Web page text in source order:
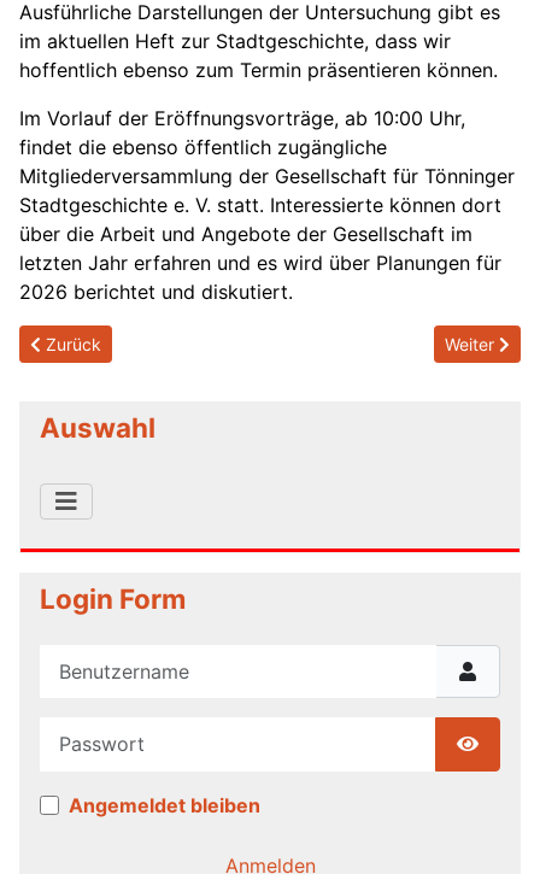
Ausführliche Darstellungen der Untersuchung gibt es
im aktuellen Heft zur Stadtgeschichte, dass wir
hoffentlich ebenso zum Termin präsentieren können.
Im Vorlauf der Eröffnungsvorträge, ab 10:00 Uhr,
findet die ebenso öffentlich zugängliche
Mitgliederversammlung der Gesellschaft für Tönninger
Stadtgeschichte e. V. statt. Interessierte können dort
über die Arbeit und Angebote der Gesellschaft im
letzten Jahr erfahren und es wird über Planungen für
2026 berichtet und diskutiert.
Previous article: 2026/07/09 Erneuerte Hinweistafel
Zurück Next
Weiter
Auswahl
Login Form
Benutzername
Show
Angemeldet bleiben
Anmelden